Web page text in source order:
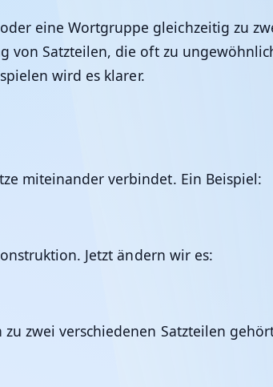
eine Wortgruppe gleichzeitig zu
von Satzteilen, die oft zu
wird es klarer.
miteinander verbindet. Ein Beispiel:
Jetzt ändern wir es:
zwei verschiedenen Satzteilen